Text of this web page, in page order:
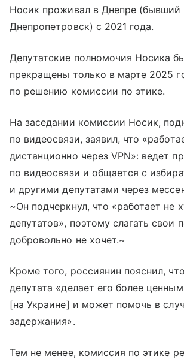
Носик проживал в Днепре (бывший
Днепропетровск) с 2021 года.
Депутатские полномочия Носика
прекращены только в марте 2025
по решению комиссии по этике.
На заседании комиссии Носик,
по видеосвязи, заявил, что
дистанционно через VPN»: ведет
по видеосвязи и общается с
и другими депутатами через
~Он подчеркнул, что «работает не
депутатов», поэтому слагать свои
добровольно не хочет.~
Кроме того, россиянин пояснил,
депутата «делает его более
[на Украине] и может помочь в
задержания».
Тем не менее, комиссия по этике